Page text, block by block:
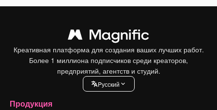
Креативная платформа для создания ваших лучших работ.
Более 1 миллиона подписчиков среди креаторов,
предприятий, агентств и студий.
Pусский
Продукция